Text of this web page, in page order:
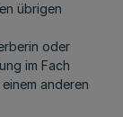
übrigen
oder
im Fach
anderen